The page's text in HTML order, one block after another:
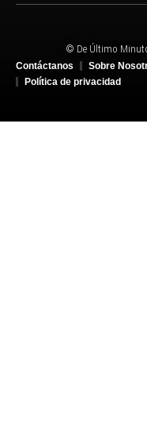
© De Último
Contáctanos
Sobre
Política de privacidad